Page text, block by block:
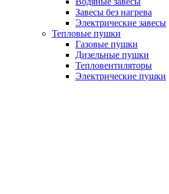
Завесы без нагрева
Электрические завесы
Тепловые пушки
Газовые пушки
Дизельные пушки
Тепловентиляторы
Электрические пушки